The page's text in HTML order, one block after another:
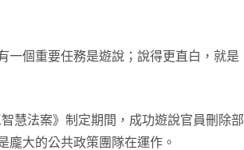
一個重要任務是遊說；說得更直白，就是
慧法案》制定期間，成功遊說官員刪除部
龐大的公共政策團隊在運作。